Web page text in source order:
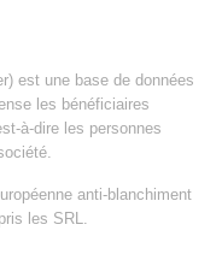
est une base de données
les bénéficiaires
à-dire les personnes
anti-blanchiment
les SRL.